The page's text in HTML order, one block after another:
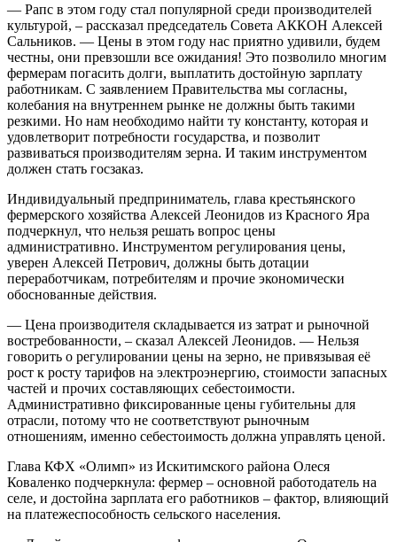
— Рапс в этом году стал популярной среди производителей
культурой, – рассказал председатель Совета АККОН Алексей
Сальников. — Цены в этом году нас приятно удивили, будем
честны, они превзошли все ожидания! Это позволило многим
фермерам погасить долги, выплатить достойную зарплату
работникам. С заявлением Правительства мы согласны,
колебания на внутреннем рынке не должны быть такими
резкими. Но нам необходимо найти ту константу, которая и
удовлетворит потребности государства, и позволит
развиваться производителям зерна. И таким инструментом
должен стать госзаказ.
Индивидуальный предприниматель, глава крестьянского
фермерского хозяйства Алексей Леонидов из Красного Яра
подчеркнул, что нельзя решать вопрос цены
административно. Инструментом регулирования цены,
уверен Алексей Петрович, должны быть дотации
переработчикам, потребителям и прочие экономически
обоснованные действия.
— Цена производителя складывается из затрат и рыночной
востребованности, – сказал Алексей Леонидов. — Нельзя
говорить о регулировании цены на зерно, не привязывая её
рост к росту тарифов на электроэнергию, стоимости запасных
частей и прочих составляющих себестоимости.
Административно фиксированные цены губительны для
отрасли, потому что не соответствуют рыночным
отношениям, именно себестоимость должна управлять ценой.
Глава КФХ «Олимп» из Искитимского района Олеся
Коваленко подчеркнула: фермер – основной работодатель на
селе, и достойна зарплата его работников – фактор, влияющий
на платежеспособность сельского населения.